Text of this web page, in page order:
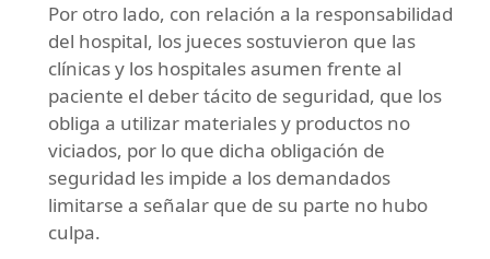
Por otro lado, con relación a la responsabilidad
del hospital, los jueces sostuvieron que las
clínicas y los hospitales asumen frente al
paciente el deber tácito de seguridad, que los
obliga a utilizar materiales y productos no
viciados, por lo que dicha obligación de
seguridad les impide a los demandados
limitarse a señalar que de su parte no hubo
culpa.